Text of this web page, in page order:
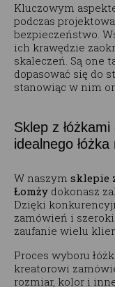
Kluczowym
podczas
bezpieczeństwo.
ich krawędzie
skaleczeń. Są one
dopasować się do
stanowiąc w nim
Sklep z
idealnego
W naszym sklepie
Łomży dokonasz
Dzięki
zamówień i
zaufanie wielu
Proces wyboru
kreatorowi
rozmiar, kolor i